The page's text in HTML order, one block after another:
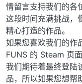
情留言支持我们的各
这段时间充满挑战，
精心打造的作品。
如果您喜欢我们的作
FUNS 的 Steam 页
我们期待着最终登陆
品，所以如果您想帮